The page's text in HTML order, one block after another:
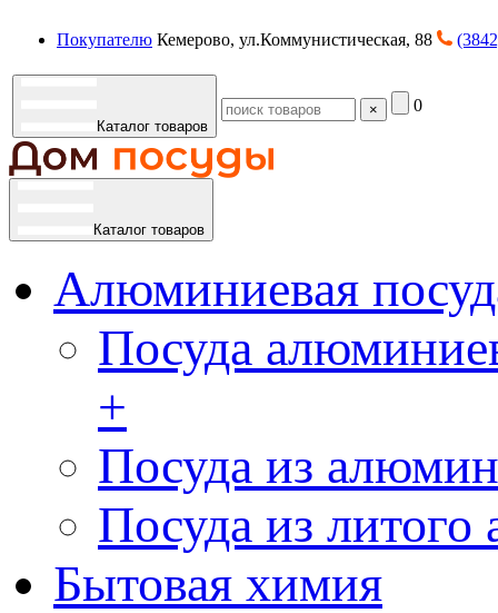
Покупателю Кемерово, ул.Коммунистическая, 88
Каталог товаров
× 0
Каталог товаров
Алюминиевая
Посуда
+
Посуда из
Посуда из
Бытовая химия